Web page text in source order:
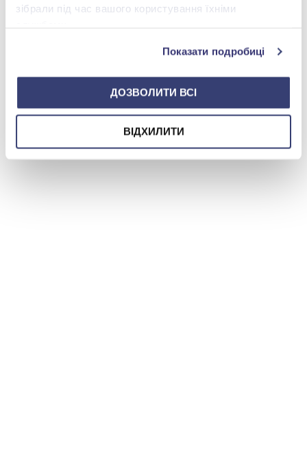
зібрали під час вашого користування їхніми
Показати подробиці
ДОЗВОЛИТИ ВСІ
ВІДХИЛИТИ